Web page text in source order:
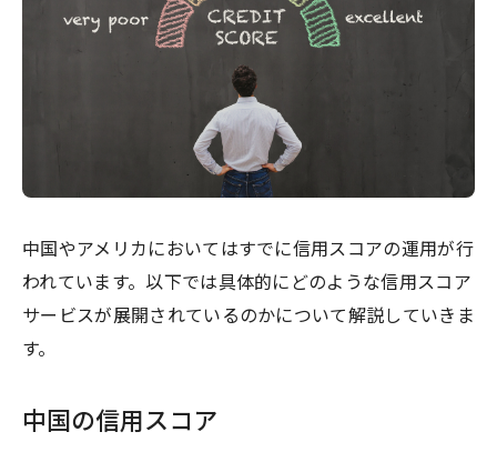
中国やアメリカにおいてはすでに信用スコアの運用が行
われています。以下では具体的にどのような信用スコア
サービスが展開されているのかについて解説していきま
す。
中国の信用スコア